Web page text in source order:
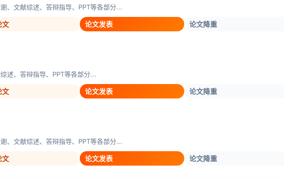
、文献综述、答辩指导、PPT等各部分...
文 论文发表 论文降重
述、答辩指导、PPT等各部分...
文 论文发表 论文降重
、文献综述、答辩指导、PPT等各部分...
文 论文发表 论文降重